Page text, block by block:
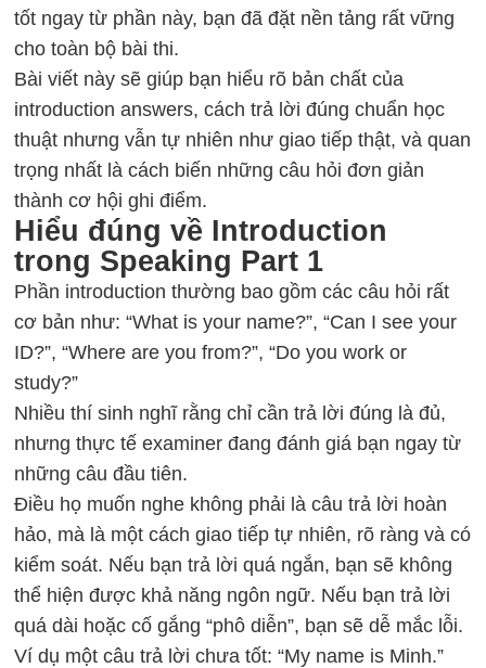
tốt ngay từ phần này, bạn đã đặt nền tảng rất vững
cho toàn bộ bài thi.
Bài viết này sẽ giúp bạn hiểu rõ bản chất của
introduction answers, cách trả lời đúng chuẩn học
thuật nhưng vẫn tự nhiên như giao tiếp thật, và quan
trọng nhất là cách biến những câu hỏi đơn giản
thành cơ hội ghi điểm.
Hiểu đúng về Introduction
trong Speaking Part 1
Phần introduction thường bao gồm các câu hỏi rất
cơ bản như: “What is your name?”, “Can I see your
ID?”, “Where are you from?”, “Do you work or
study?”
Nhiều thí sinh nghĩ rằng chỉ cần trả lời đúng là đủ,
nhưng thực tế examiner đang đánh giá bạn ngay từ
những câu đầu tiên.
Điều họ muốn nghe không phải là câu trả lời hoàn
hảo, mà là một cách giao tiếp tự nhiên, rõ ràng và có
kiểm soát. Nếu bạn trả lời quá ngắn, bạn sẽ không
thể hiện được khả năng ngôn ngữ. Nếu bạn trả lời
quá dài hoặc cố gắng “phô diễn”, bạn sẽ dễ mắc lỗi.
Ví dụ một câu trả lời chưa tốt: “My name is Minh.”